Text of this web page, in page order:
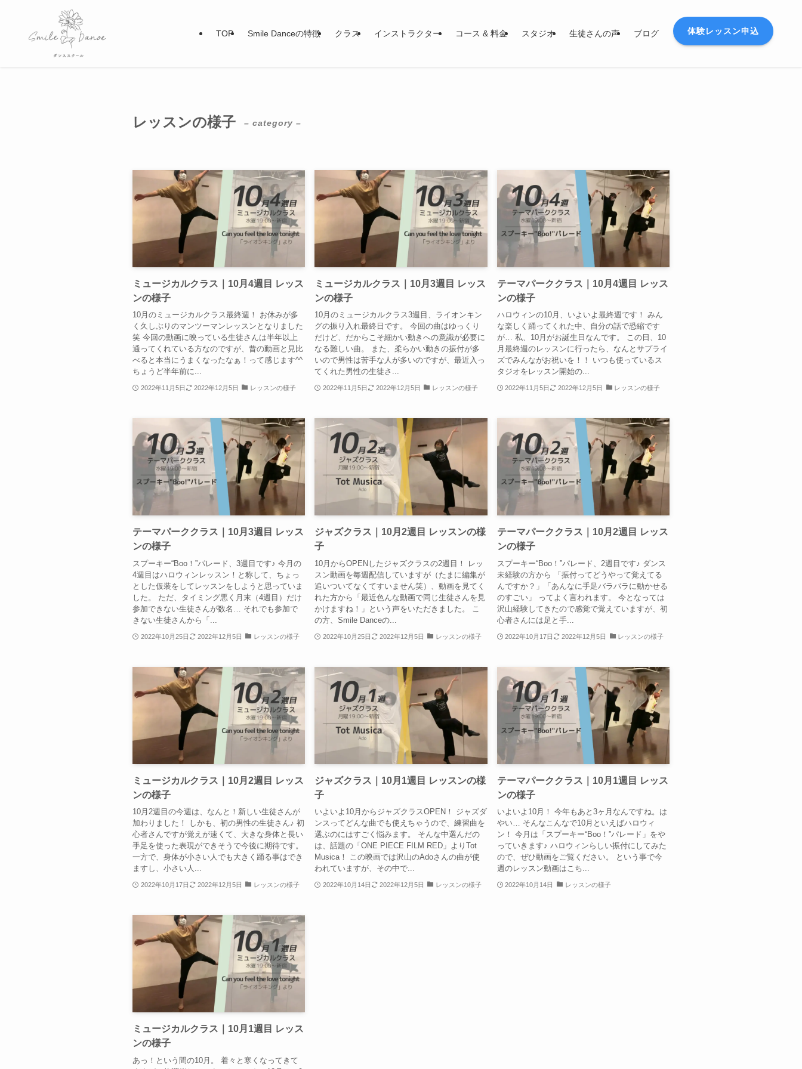
TOP Smile Danceの特徴 クラス インストラクター コース & 料金 スタジオ 生徒さんの声 ブログ 体験レッスン申込
レッスンの様子 – category –
ミュージカルクラス｜10月4週目 レッス
ンの様子
10月のミュージカルクラス最終週！ お休みが多
く久しぶりのマンツーマンレッスンとなりました
笑 今回の動画に映っている生徒さんは半年以上
通ってくれている方なのですが、昔の動画と見比
べると本当にうまくなったなぁ！って感じます^^
ちょうど半年前に...
2022年11月5日 2022年12月5日 レッスンの様子
ミュージカルクラス｜10月3週目 レッス
ンの様子
10月のミュージカルクラス3週目、ライオンキン
グの振り入れ最終日です。 今回の曲はゆっくり
だけど、だからこそ細かい動きへの意識が必要に
なる難しい曲。 また、柔らかい動きの振付が多
いので男性は苦手な人が多いのですが、最近入っ
てくれた男性の生徒さ...
2022年11月5日 2022年12月5日 レッスンの様子
テーマパーククラス｜10月4週目 レッス
ンの様子
ハロウィンの10月、いよいよ最終週です！ みん
な楽しく踊ってくれた中、自分の話で恐縮です
が… 私、10月がお誕生日なんです。 この日、10
月最終週のレッスンに行ったら、なんとサプライ
ズでみんながお祝いを！！ いつも使っているス
タジオをレッスン開始の...
2022年11月5日 2022年12月5日 レッスンの様子
テーマパーククラス｜10月3週目 レッス
ンの様子
スプーキー“Boo！”パレード、3週目です♪ 今月の
4週目はハロウィンレッスン！と称して、ちょっ
とした仮装をしてレッスンをしようと思っていま
した。 ただ、タイミング悪く月末（4週目）だけ
参加できない生徒さんが数名… それでも参加で
きない生徒さんから「...
2022年10月25日 2022年12月5日 レッスンの様子
ジャズクラス｜10月2週目 レッスンの様
子
10月からOPENしたジャズクラスの2週目！ レッ
スン動画を毎週配信していますが（たまに編集が
追いついてなくてすいません笑）、動画を見てく
れた方から「最近色んな動画で同じ生徒さんを見
かけますね！」という声をいただきました。 こ
の方、Smile Danceの...
2022年10月25日 2022年12月5日 レッスンの様子
テーマパーククラス｜10月2週目 レッス
ンの様子
スプーキー“Boo！”パレード、2週目です♪ ダンス
未経験の方から 「振付ってどうやって覚えてる
んですか？」「あんなに手足バラバラに動かせる
のすごい」 ってよく言われます。 今となっては
沢山経験してきたので感覚で覚えていますが、初
心者さんには足と手...
2022年10月17日 2022年12月5日 レッスンの様子
ミュージカルクラス｜10月2週目 レッス
ンの様子
10月2週目の今週は、なんと！新しい生徒さんが
加わりました！ しかも、初の男性の生徒さん♪ 初
心者さんですが覚えが速くて、大きな身体と長い
手足を使った表現ができそうで今後に期待です。
一方で、身体が小さい人でも大きく踊る事はでき
ますし、小さい人...
2022年10月17日 2022年12月5日 レッスンの様子
ジャズクラス｜10月1週目 レッスンの様
子
いよいよ10月からジャズクラスOPEN！ ジャズダ
ンスってどんな曲でも使えちゃうので、練習曲を
選ぶのにはすごく悩みます。 そんな中選んだの
は、話題の「ONE PIECE FILM RED」よりTot
Musica！ この映画では沢山のAdoさんの曲が使
われていますが、その中で...
2022年10月14日 2022年12月5日 レッスンの様子
テーマパーククラス｜10月1週目 レッス
ンの様子
いよいよ10月！ 今年もあと3ヶ月なんですね。は
やい… そんなこんなで10月といえばハロウィ
ン！ 今月は「スプーキー“Boo！”パレード」をや
っていきます♪ ハロウィンらしい振付にしてみた
ので、ぜひ動画をご覧ください。 という事で今
週のレッスン動画はこち...
2022年10月14日 レッスンの様子
ミュージカルクラス｜10月1週目 レッス
ンの様子
あっ！という間の10月。 着々と寒くなってきて